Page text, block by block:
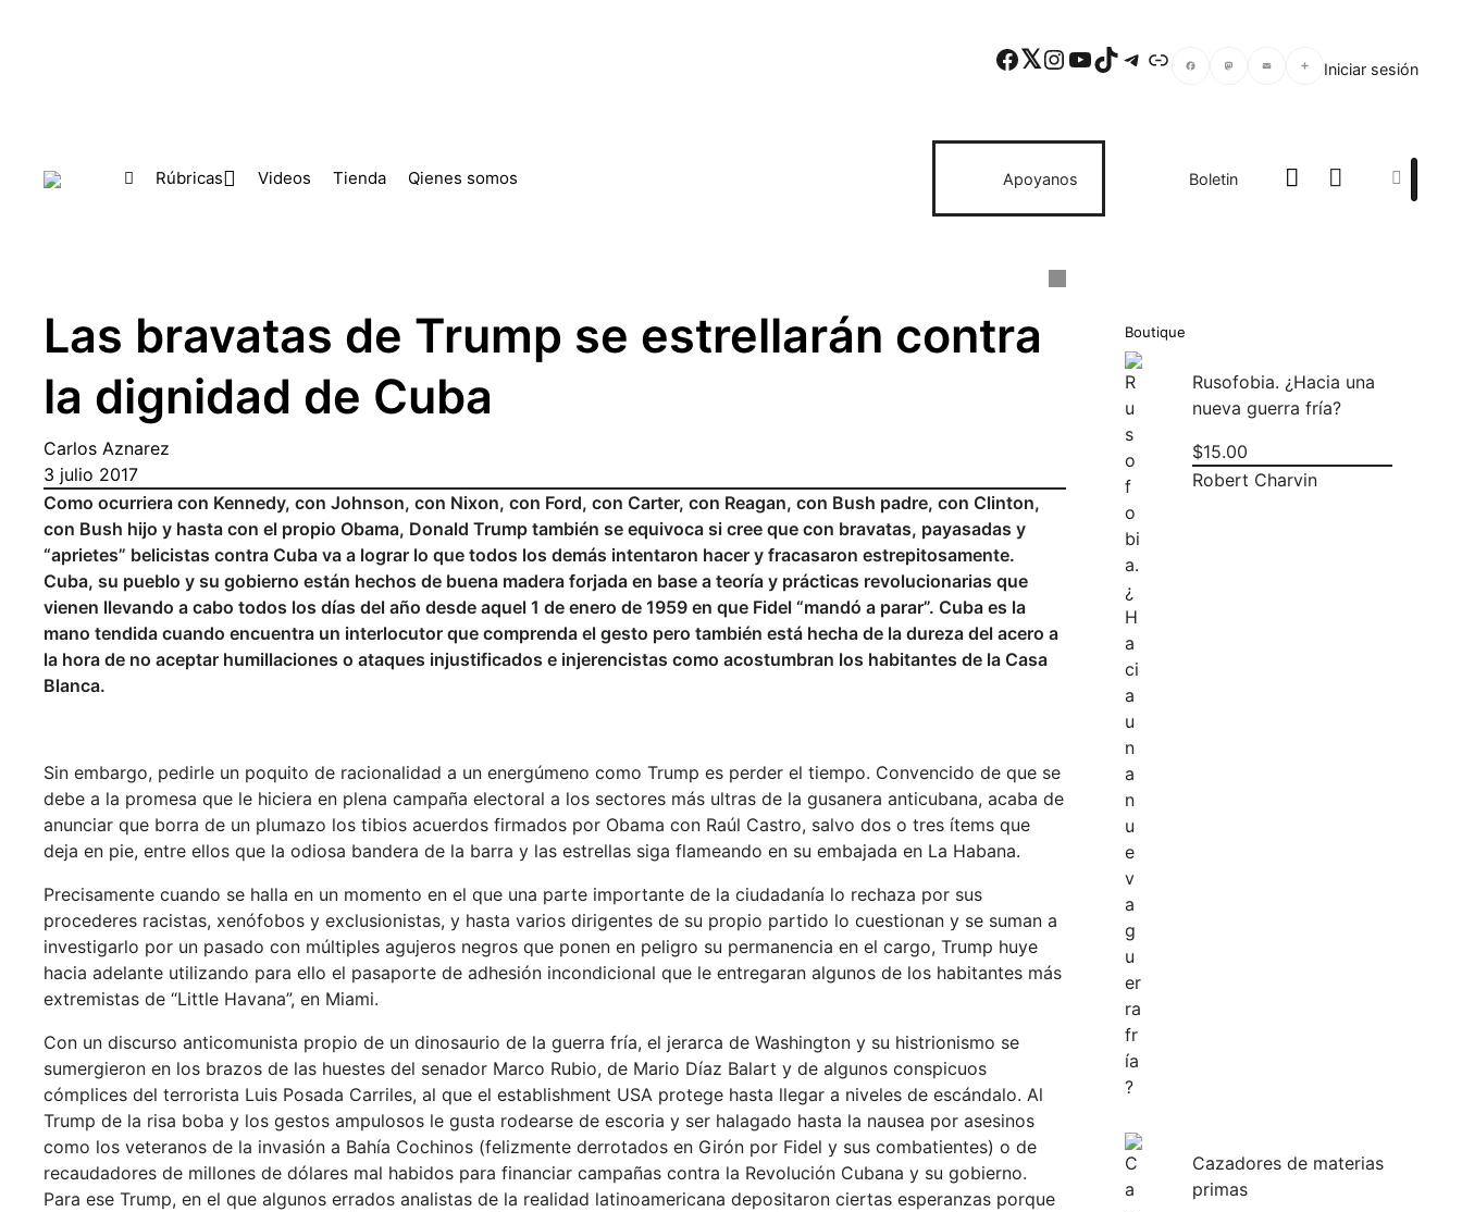
Facebook Twitter Instagram YouTube TikTok Telegram Enlace Iniciar sesión
Rúbricas Videos Tienda Qienes somos Apoyanos Boletin
Las bravatas de Trump se estrellarán contra
la dignidad de Cuba
Carlos Aznarez
3 julio 2017
Como ocurriera con Kennedy, con Johnson, con Nixon, con Ford, con Carter, con Reagan, con Bush padre, con Clinton,
con Bush hijo y hasta con el propio Obama, Donald Trump también se equivoca si cree que con bravatas, payasadas y
“aprietes” belicistas contra Cuba va a lograr lo que todos los demás intentaron hacer y fracasaron estrepitosamente.
Cuba, su pueblo y su gobierno están hechos de buena madera forjada en base a teoría y prácticas revolucionarias que
vienen llevando a cabo todos los días del año desde aquel 1 de enero de 1959 en que Fidel “mandó a parar”. Cuba es la
mano tendida cuando encuentra un interlocutor que comprenda el gesto pero también está hecha de la dureza del acero a
la hora de no aceptar humillaciones o ataques injustificados e injerencistas como acostumbran los habitantes de la Casa
Blanca.
Sin embargo, pedirle un poquito de racionalidad a un energúmeno como Trump es perder el tiempo. Convencido de que se
debe a la promesa que le hiciera en plena campaña electoral a los sectores más ultras de la gusanera anticubana, acaba de
anunciar que borra de un plumazo los tibios acuerdos firmados por Obama con Raúl Castro, salvo dos o tres ítems que
deja en pie, entre ellos que la odiosa bandera de la barra y las estrellas siga flameando en su embajada en La Habana.
Precisamente cuando se halla en un momento en el que una parte importante de la ciudadanía lo rechaza por sus
procederes racistas, xenófobos y exclusionistas, y hasta varios dirigentes de su propio partido lo cuestionan y se suman a
investigarlo por un pasado con múltiples agujeros negros que ponen en peligro su permanencia en el cargo, Trump huye
hacia adelante utilizando para ello el pasaporte de adhesión incondicional que le entregaran algunos de los habitantes más
extremistas de “Little Havana”, en Miami.
Con un discurso anticomunista propio de un dinosaurio de la guerra fría, el jerarca de Washington y su histrionismo se
sumergieron en los brazos de las huestes del senador Marco Rubio, de Mario Díaz Balart y de algunos conspicuos
cómplices del terrorista Luis Posada Carriles, al que el establishment USA protege hasta llegar a niveles de escándalo. Al
Trump de la risa boba y los gestos ampulosos le gusta rodearse de escoria y ser halagado hasta la nausea por asesinos
como los veteranos de la invasión a Bahía Cochinos (felizmente derrotados en Girón por Fidel y sus combatientes) o de
recaudadores de millones de dólares mal habidos para financiar campañas contra la Revolución Cubana y su gobierno.
Para ese Trump, en el que algunos errados analistas de la realidad latinoamericana depositaron ciertas esperanzas porque
Boutique
Rusofobia. ¿Hacia una
nueva guerra fría?
$15.00
Robert Charvin
Cazadores de materias
primas